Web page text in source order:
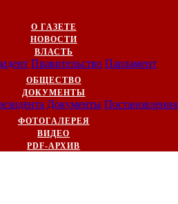
О ГАЗЕТЕ
НОВОСТИ
ВЛАСТЬ
Правительство Парламент
ОБЩЕСТВО
ДОКУМЕНТЫ
Документы Постановления
ФОТОГАЛЕРЕЯ
ВИДЕО
PDF-АРХИВ